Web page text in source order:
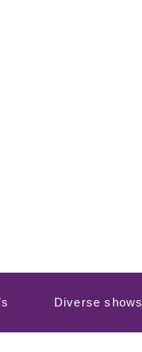
Diverse shows